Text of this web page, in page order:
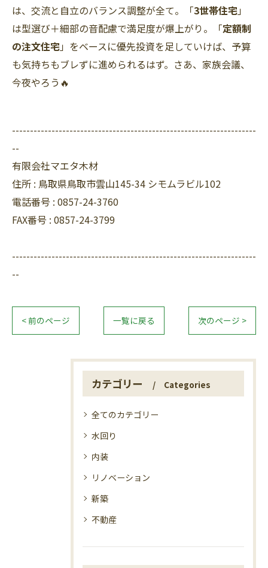
は、交流と自立のバランス調整が全て。「3世帯住宅」
は型選び＋細部の音配慮で満足度が爆上がり。「定額制
の注文住宅」をベースに優先投資を足していけば、予算
も気持ちもブレずに進められるはず。さあ、家族会議、
今夜やろう🔥
--------------------------------------------------------------------
--
有限会社マエタ木材
住所 : 鳥取県鳥取市雲山145-34 シモムラビル102
電話番号 : 0857-24-3760
FAX番号 : 0857-24-3799
--------------------------------------------------------------------
--
< 前のページ 一覧に戻る 次のページ >
カテゴリー Categories
全てのカテゴリー
水回り
内装
リノベーション
新築
不動産